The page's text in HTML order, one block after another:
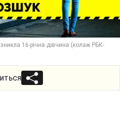
16-річна дівчина (колаж РБК-